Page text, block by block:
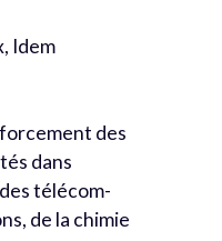
Idem
des
dans
télécom-
de la chimie